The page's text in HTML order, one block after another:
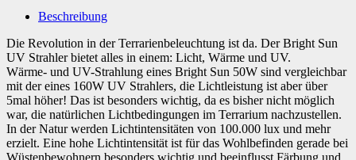
Beschreibung
Die Revolution in der Terrarienbeleuchtung ist da. Der Bright Sun
UV Strahler bietet alles in einem: Licht, Wärme und UV.
Wärme- und UV-Strahlung eines Bright Sun 50W sind vergleichbar
mit der eines 160W UV Strahlers, die Lichtleistung ist aber über
5mal höher! Das ist besonders wichtig, da es bisher nicht möglich
war, die natürlichen Lichtbedingungen im Terrarium nachzustellen.
In der Natur werden Lichtintensitäten von 100.000 lux und mehr
erzielt. Eine hohe Lichtintensität ist für das Wohlbefinden gerade bei